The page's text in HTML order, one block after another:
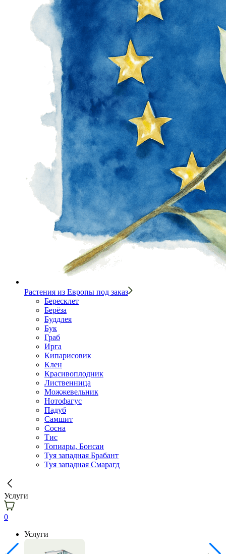
Растения из Европы под заказ
Бересклет
Берёза
Буддлея
Бук
Граб
Ирга
Кипарисовик
Клен
Красивоплодник
Лиственница
Можжевельник
Нотофагус
Падуб
Самшит
Сосна
Тис
Топиары, Бонсаи
Туя западная Брабант
Туя западная Смарагд
Услуги
0
Услуги